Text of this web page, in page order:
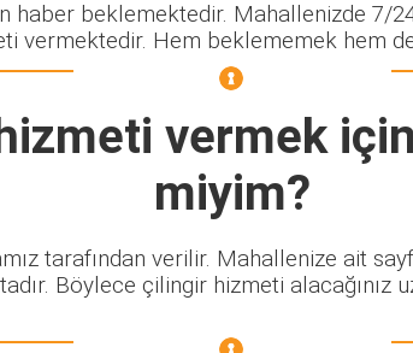
haber beklemektedir. Mahallenizde 7/
Hem beklememek hem
hizmeti vermek
miyim?
tarafından verilir. Mahallenize ait
Böylece çilingir hizmeti